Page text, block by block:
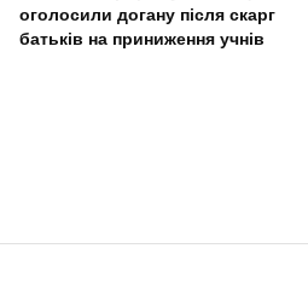
оголосили догану після скарг
батьків на приниження учнів